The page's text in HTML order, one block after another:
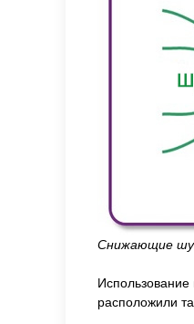
Снижающие
расположили